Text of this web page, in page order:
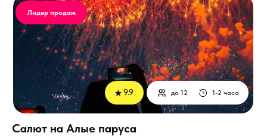
1-2 часа
до 12
Лидер продаж
Салют на Алые паруса
9.9